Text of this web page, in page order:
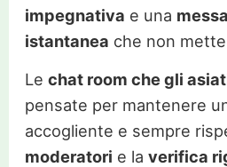
impegnativa e una
istantanea che non
Le chat room che gli
pensate per mantenere
accogliente e sempre
moderatori e la verifica